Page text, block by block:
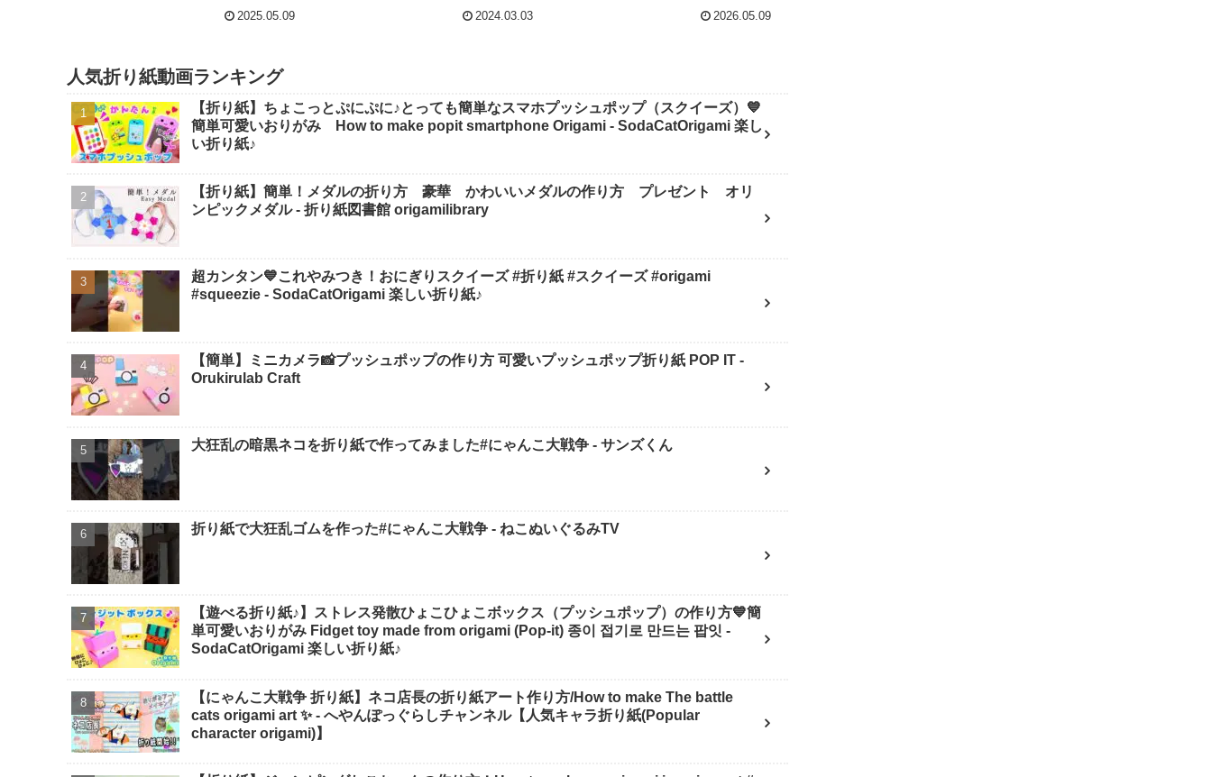
2025.05.09 2024.03.03 2026.05.09
人気折り紙動画ランキング
【折り紙】ちょこっとぷにぷに♪とっても簡単なスマホプッシュポップ（スクイーズ）💙
簡単可愛いおりがみ How to make popit smartphone Origami - SodaCatOrigami 楽し
い折り紙♪
【折り紙】簡単！メダルの折り方 豪華 かわいいメダルの作り方 プレゼント オリ
ンピックメダル - 折り紙図書館 origamilibrary
超カンタン💙これやみつき！おにぎりスクイーズ #折り紙 #スクイーズ #origami
#squeezie - SodaCatOrigami 楽しい折り紙♪
【簡単】ミニカメラ📸プッシュポップの作り方 可愛いプッシュポップ折り紙 POP IT -
Orukirulab Craft
大狂乱の暗黒ネコを折り紙で作ってみました#にゃんこ大戦争 - サンズくん
折り紙で大狂乱ゴムを作った#にゃんこ大戦争 - ねこぬいぐるみTV
【遊べる折り紙♪】ストレス発散ひょこひょこボックス（プッシュポップ）の作り方💙簡
単可愛いおりがみ Fidget toy made from origami (Pop-it) 종이 접기로 만드는 팝잇 -
SodaCatOrigami 楽しい折り紙♪
【にゃんこ大戦争 折り紙】ネコ店長の折り紙アート作り方/How to make The battle
cats origami art ✨️ - へやんぽっぐらしチャンネル【人気キャラ折り紙(Popular
character origami)】